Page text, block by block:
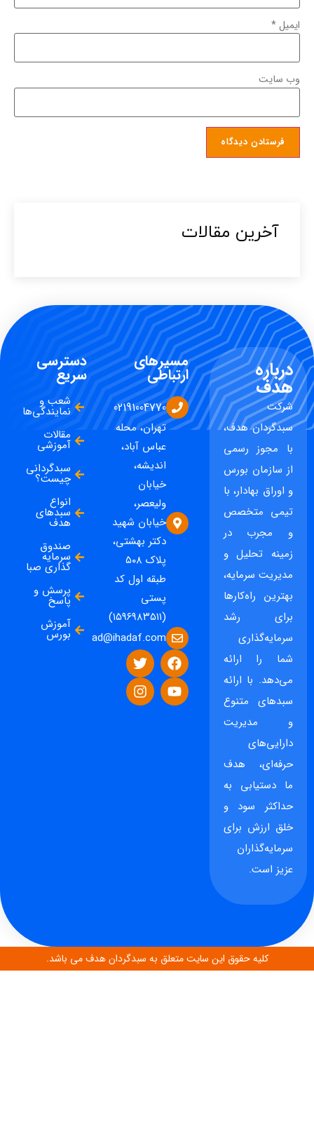
ایمیل*
وب‌ سایت
آخرین مقالات​
درباره
هدف
شرکت
سبدگردان هدف،
با مجوز رسمی
از سازمان بورس
و اوراق بهادار، با
تیمی متخصص
و مجرب در
زمینه تحلیل و
مدیریت سرمایه،
بهترین راه‌کارها
برای رشد
سرمایه‌گذاری
شما را ارائه
می‌دهد. با ارائه
سبدهای متنوع
و مدیریت
دارایی‌های
حرفه‌ای، هدف
ما دستیابی به
حداکثر سود و
خلق ارزش برای
سرمایه‌گذاران
عزیز است.
مسیرهای
ارتباطی
02191004770
تهران، محله
عباس آباد،
اندیشه،
خیابان
ولیعصر،
خیابان شهید
دکتر بهشتی،
پلاک ۵۰۸
طبقه اول کد
پستی
ad@ihadaf.com
دسترسی
سریع
شعب و
نمایندگی‌ها
مقالات
آموزشی
سبدگردانی
چیست؟
انواع
سبدهای
هدف
صندوق
سرمایه
گذاری صبا
پرسش و
پاسخ
آموزش
بورس
کلیه حقوق این سایت متعلق به سبدگردان هدف می باشد.